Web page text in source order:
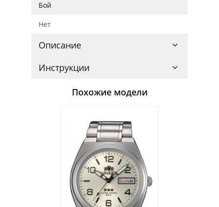
Бой
Нет
Описание
Инструкции
Похожие модели